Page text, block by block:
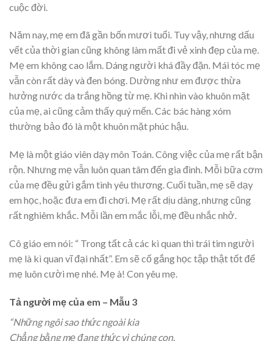
cuộc đời.
Năm nay, mẹ em đã gần bốn mươi tuổi. Tuy vậy, nhưng dấu
vết của thời gian cũng không làm mất đi vẻ xinh đẹp của mẹ.
Mẹ em không cao lắm. Dáng người khá đầy đặn. Mái tóc mẹ
vẫn còn rất dày và đen bóng. Dường như em được thừa
hưởng nước da trắng hồng từ mẹ. Khi nhìn vào khuôn mặt
của mẹ, ai cũng cảm thấy quý mến. Các bác hàng xóm
thường bảo đó là một khuôn mặt phúc hậu.
Mẹ là một giáo viên dạy môn Toán. Công việc của mẹ rất bận
rộn. Nhưng mẹ vẫn luôn quan tâm đến gia đình. Mỗi bữa cơm
của mẹ đều gửi gắm tình yêu thương. Cuối tuần, mẹ sẽ dạy
em học, hoặc đưa em đi chơi. Mẹ rất dịu dàng, nhưng cũng
rất nghiêm khắc. Mỗi lần em mắc lỗi, mẹ đều nhắc nhở.
Cô giáo em nói: “ Trong tất cả các kì quan thì trái tim người
mẹ là kì quan vĩ đại nhất”. Em sẽ cố gắng học tập thật tốt để
mẹ luôn cười mẹ nhé. Mẹ à! Con yêu mẹ.
Tả người mẹ của em – Mẫu 3
“Những ngôi sao thức ngoài kia
Chẳng bằng mẹ đang thức vì chúng con.